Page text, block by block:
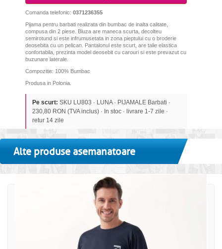
Comanda telefonic: 0371236355
Pijama pentru barbati realizata din bumbac de inalta calitate,
compusa din 2 piese. Bluza are maneca scurta, decolteu
semirotund si este infrumusetata in zona pieptului cu o broderie
deosebita cu un pelican. Pantalonul este scurt, are talie elastica
confortabila, prezinta model deosebit cu carouri si este prevazut cu
buzunare laterale.
Compozitie: 100% Bumbac
Produsa in Polonia.
Pe scurt: SKU LU803 · LUNA · PIJAMALE Barbati ·
230,80 RON (TVA inclus) · In stoc · livrare 1-7 zile ·
retur 14 zile
Alte produse asemanatoare